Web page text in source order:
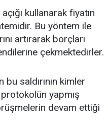
kullanarak fiyatın
Bu yöntem ile
artırarak borçları
çekmektedirler.
saldırının kimler
yapmış
devam ettiği